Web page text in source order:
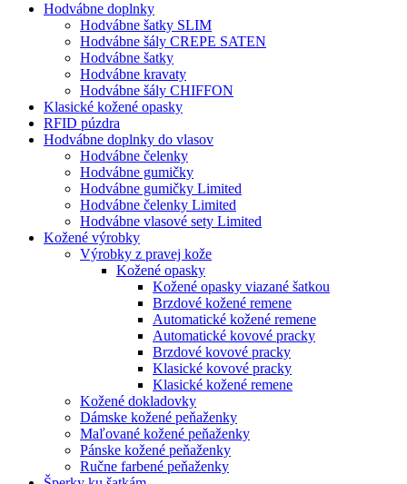
Hodvábne doplnky
Hodvábne šatky SLIM
Hodvábne šály CREPE SATEN
Hodvábne šatky
Hodvábne kravaty
Hodvábne šály CHIFFON
Klasické kožené opasky
RFID púzdra
Hodvábne doplnky do vlasov
Hodvábne čelenky
Hodvábne gumičky
Hodvábne gumičky Limited
Hodvábne čelenky Limited
Hodvábne vlasové sety Limited
Kožené výrobky
Výrobky z pravej kože
Kožené opasky
Kožené opasky viazané šatkou
Brzdové kožené remene
Automatické kožené remene
Automatické kovové pracky
Brzdové kovové pracky
Klasické kovové pracky
Klasické kožené remene
Kožené dokladovky
Dámske kožené peňaženky
Maľované kožené peňaženky
Pánske kožené peňaženky
Ručne farbené peňaženky